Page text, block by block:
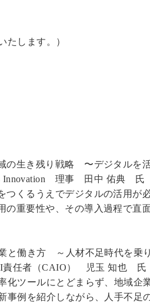
たします。）
の生き残り戦略 〜デジタルを
Innovation 理事 田中 佑典 氏
くるうえでデジタルの活用が
の重要性や、その導入過程で
と働き方 ～人材不足時代を乗
任者（CAIO） 児玉 知也 氏
ツールにとどまらず、地域企
事例を紹介しながら、人手不